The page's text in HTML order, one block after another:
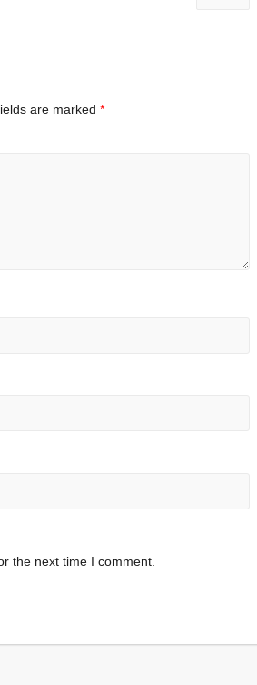
are marked*
the next time I comment.